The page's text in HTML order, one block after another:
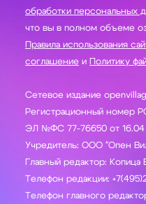
обработки персональных
что вы в полном объеме
Правила использования
соглашение и Политику
Сетевое издание
Регистрационный
ЭЛ №ФС 77-76650 от 16.04
Учредитель: ООО "Опен
Главный редактор: Копица
Телефон редакции:
Телефон главного